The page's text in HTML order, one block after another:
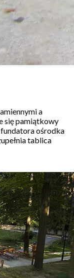
a
się pamiątkowy
ośrodka
tablica